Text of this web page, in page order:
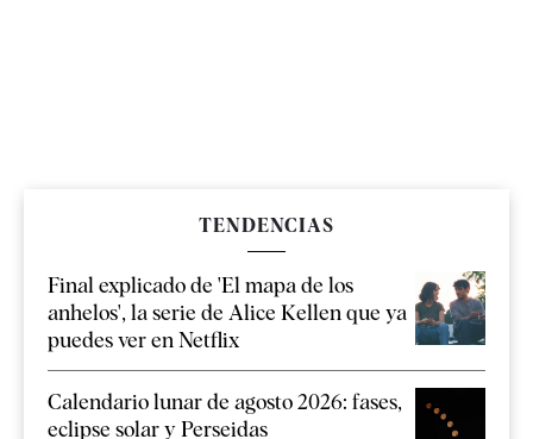
TENDENCIAS
Final explicado de 'El mapa de los
anhelos', la serie de Alice Kellen que ya
puedes ver en Netflix
Calendario lunar de agosto 2026: fases,
eclipse solar y Perseidas